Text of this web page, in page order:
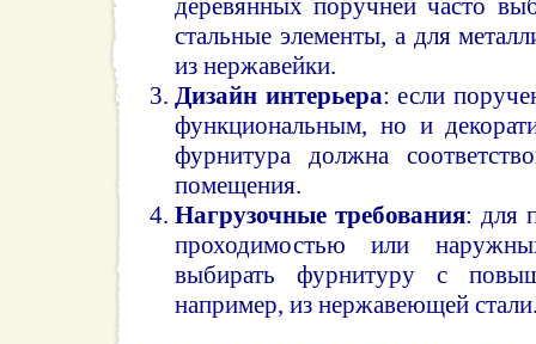
деревянных поручней часто
стальные элементы, а для
из нержавейки.
Дизайн интерьера: если
функциональным, но и
фурнитура должна
помещения.
Нагрузочные требования: для
проходимостью или
выбирать фурнитуру с
например, из нержавеющей